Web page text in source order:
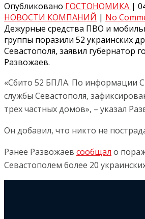
Опубликовано ГОСТОНОМИКА |
НОВОСТИ КОМПАНИЙ | No
Дежурные средства ПВО и
группы поразили 52 украинских
Севастополя, заявил губернатор
Развожаев.
«Сбито 52 БПЛА. По информации
службы Севастополя,
трех частных домов», – указал
Он добавил, что никто не
Ранее Развожаев сообщал о
Севастополем более 20